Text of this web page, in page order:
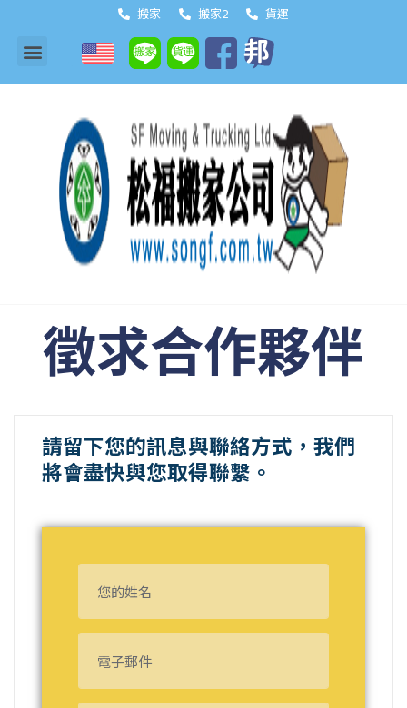
搬家 搬家2 貨運
徵求合作夥伴
請留下您的訊息與聯絡方式，我們
將會盡快與您取得聯繫。